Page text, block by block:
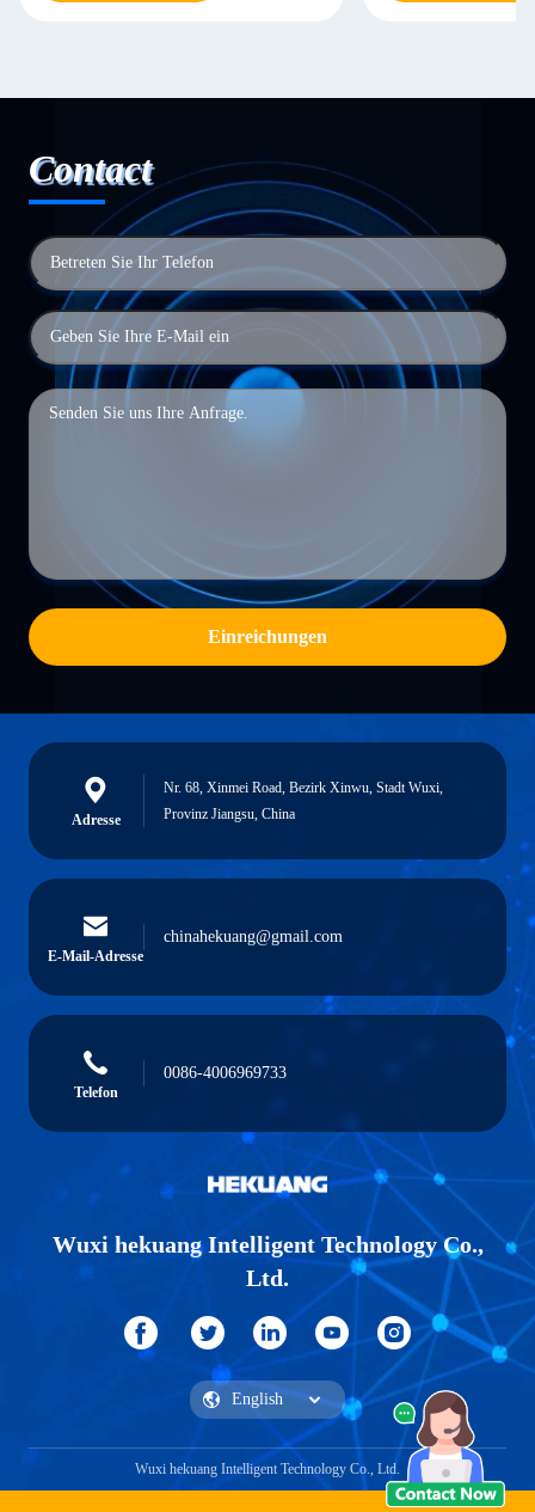
Contact
Einreichungen
Adresse
Nr. 68, Xinmei Road, Bezirk Xinwu, Stadt Wuxi,
Provinz Jiangsu, China
E-Mail-Adresse
chinahekuang@gmail.com
Telefon
0086-4006969733
Wuxi hekuang Intelligent Technology Co.,
Ltd.
Wuxi hekuang Intelligent Technology Co., Ltd.